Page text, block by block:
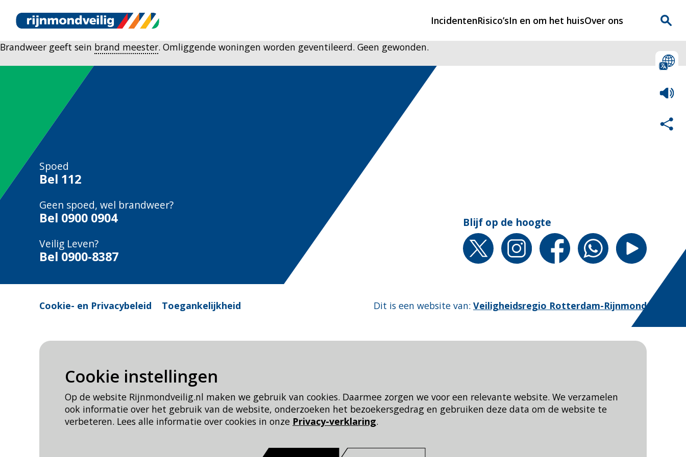
Cookie instellingen
Op de website Rijnmondveilig.nl maken we gebruik van cookies. Daarmee zorgen we voor een relevante website. We verzamelen
ook informatie over het gebruik van de website, onderzoeken het bezoekersgedrag en gebruiken deze data om de website te
verbeteren. Lees alle informatie over cookies in onze Privacy-verklaring.
Incidenten
Hulpdiensten nodig?
CIN-meldingen
Risico’sIn en om het huisOver ons
Brandweer geeft sein brand meester. Omliggende woningen worden geventileerd. Geen gewonden.
Spoed
Bel 112
Geen spoed, wel brandweer?
Bel 0900 0904
Veilig Leven?
Bel 0900-8387
Blijf op de hoogte
Cookie- en Privacybeleid Toegankelijkheid Dit is een website van: Veiligheidsregio Rotterdam-Rijnmond